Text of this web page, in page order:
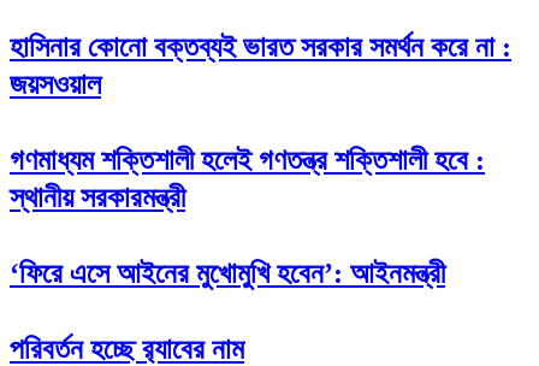
হাসিনার কোনো বক্তব্যই ভারত সরকার সমর্থন করে না :
জয়সওয়াল
গণমাধ্যম শক্তিশালী হলেই গণতন্ত্র শক্তিশালী হবে :
স্থানীয় সরকারমন্ত্রী
‘ফিরে এসে আইনের মুখোমুখি হবেন’: আইনমন্ত্রী
পরিবর্তন হচ্ছে র‌্যাবের নাম